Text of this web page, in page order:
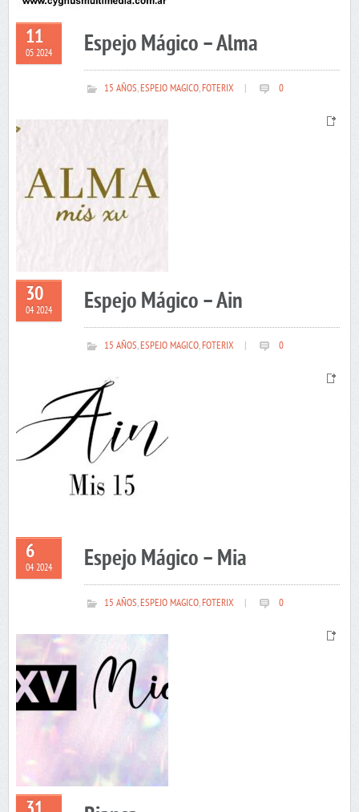
11
05 2024 Espejo Mágico – Alma
15 AÑOS,ESPEJO MAGICO,FOTERIX 0
30
04 2024 Espejo Mágico – Ain
15 AÑOS,ESPEJO MAGICO,FOTERIX 0
6
04 2024 Espejo Mágico – Mia
15 AÑOS,ESPEJO MAGICO,FOTERIX 0